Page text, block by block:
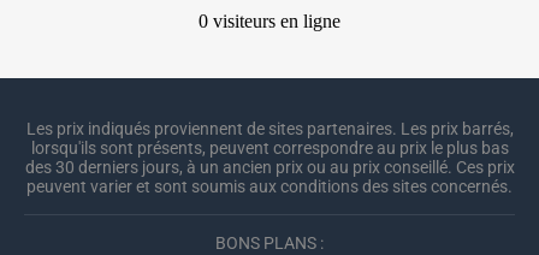
Les prix indiqués proviennent de sites partenaires. Les prix barrés,
lorsqu'ils sont présents, peuvent correspondre au prix le plus bas
des 30 derniers jours, à un ancien prix ou au prix conseillé. Ces prix
peuvent varier et sont soumis aux conditions des sites concernés.
BONS PLANS :